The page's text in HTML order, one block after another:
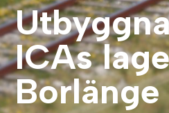
ICAs
Borlänge